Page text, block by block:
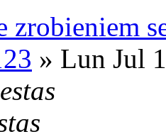
zrobieniem
» Lun Jul